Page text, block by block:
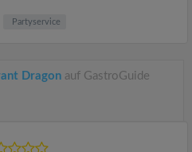
Partyservice
Dragon auf GastroGuide